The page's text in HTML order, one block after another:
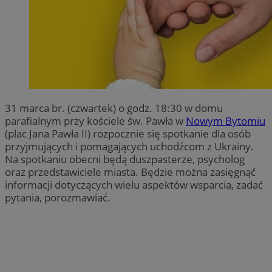
31 marca br. (czwartek) o godz. 18:30 w domu
parafialnym przy kościele św. Pawła w Nowym Bytomiu
(plac Jana Pawła II) rozpocznie się spotkanie dla osób
przyjmujących i pomagających uchodźcom z Ukrainy.
Na spotkaniu obecni będą duszpasterze, psycholog
oraz przedstawiciele miasta. Będzie można zasięgnąć
informacji dotyczących wielu aspektów wsparcia, zadać
pytania, porozmawiać.